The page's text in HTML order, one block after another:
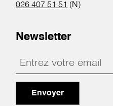
026 407 51 51 (N)
Newsletter
Envoyer